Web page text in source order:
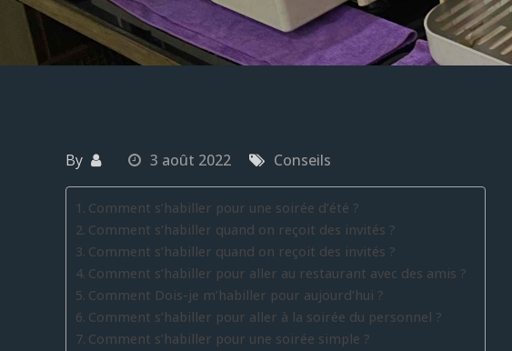
By 3 août 2022 Conseils
Comment s’habiller pour une soirée d’été ?
Comment s’habiller quand on reçoit des invités ?
Comment s’habiller quand on reçoit des invités ?
Comment s’habiller pour aller au restaurant avec des amis ?
Comment Dois-je m’habiller pour aujourd’hui ?
Comment s’habiller pour aller à la soirée du personnel ?
Comment s’habiller pour une soirée simple ?